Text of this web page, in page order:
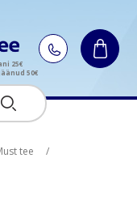
25€
50€
tee
/